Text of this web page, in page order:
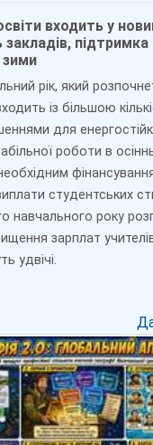
входить у
закладів, підтримка
зими
рік, який
із більшою
для
роботи в
студентських
навчального року
зарплат
удвічі.